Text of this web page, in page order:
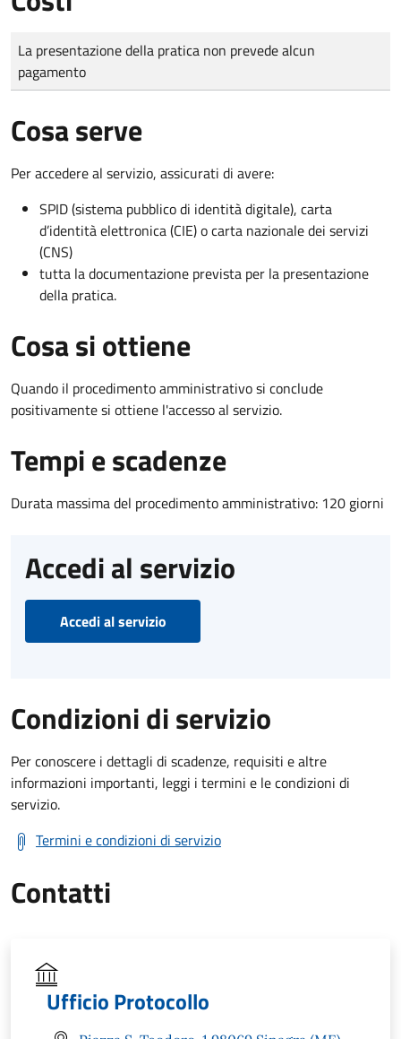
Tipo di pagamento
Importo
La presentazione della pratica non prevede alcun
pagamento
Cosa serve
Per accedere al servizio, assicurati di avere:
SPID (sistema pubblico di identità digitale), carta
d’identità elettronica (CIE) o carta nazionale dei servizi
(CNS)
tutta la documentazione prevista per la presentazione
della pratica.
Cosa si ottiene
Quando il procedimento amministrativo si conclude
positivamente si ottiene l'accesso al servizio.
Tempi e scadenze
Durata massima del procedimento amministrativo: 120 giorni
Accedi al servizio
Accedi al servizio
Condizioni di servizio
Per conoscere i dettagli di scadenze, requisiti e altre
informazioni importanti, leggi i termini e le condizioni di
servizio.
Termini e condizioni di servizio
Contatti
Ufficio Protocollo